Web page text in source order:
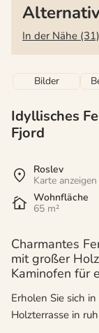
In der Nähe (31)
Bilder
Idyllisches
Fjord
Roslev
Karte anzeigen
Wohnfläche
65 m²
Charmantes
mit großer
Kaminofen für
Erholen Sie sich
Holzterrasse in